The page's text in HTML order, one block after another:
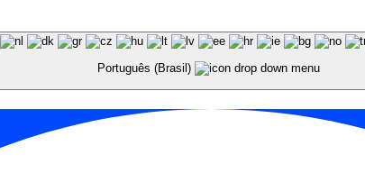
Português (Brasil)